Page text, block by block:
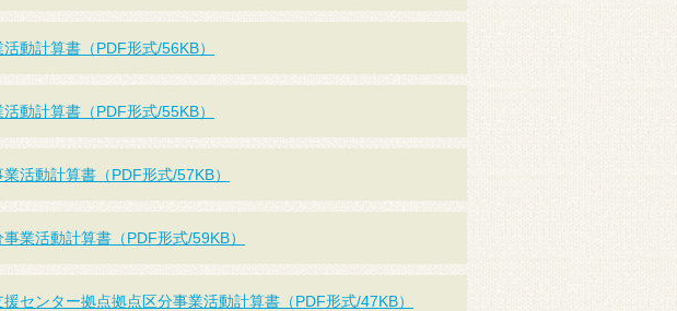
動計算書（PDF形式/56KB）
動計算書（PDF形式/55KB）
活動計算書（PDF形式/57KB）
業活動計算書（PDF形式/59KB）
センター拠点拠点区分事業活動計算書（PDF形式/47KB）